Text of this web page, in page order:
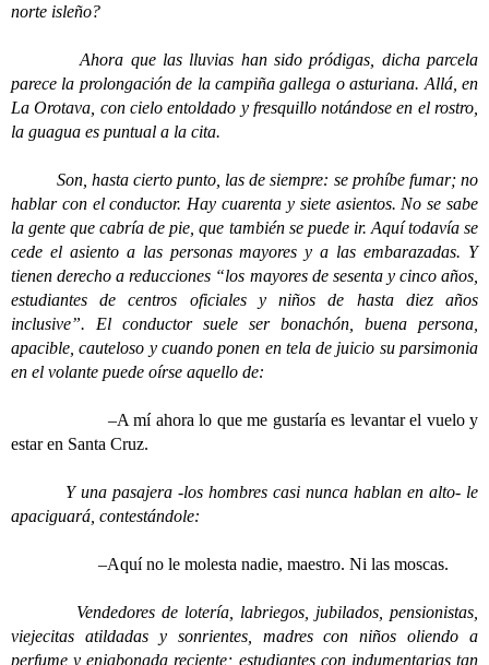
norte isleño?
Ahora que las lluvias han sido pródigas, dicha parcela
parece la prolongación de la campiña gallega o asturiana. Allá, en
La Orotava, con cielo entoldado y fresquillo notándose en el rostro,
la guagua es puntual a la cita.
Son, hasta cierto punto, las de siempre: se prohíbe fumar; no
hablar con el conductor. Hay cuarenta y siete asientos. No se sabe
la gente que cabría de pie, que también se puede ir. Aquí todavía se
cede el asiento a las personas mayores y a las embarazadas. Y
tienen derecho a reducciones “los mayores de sesenta y cinco años,
estudiantes de centros oficiales y niños de hasta diez años
inclusive”. El conductor suele ser bonachón, buena persona,
apacible, cauteloso y cuando ponen en tela de juicio su parsimonia
en el volante puede oírse aquello de:
–A mí ahora lo que me gustaría es levantar el vuelo y
estar en Santa Cruz.
Y una pasajera -los hombres casi nunca hablan en alto- le
apaciguará, contestándole:
–Aquí no le molesta nadie, maestro. Ni las moscas.
Vendedores de lotería, labriegos, jubilados, pensionistas,
viejecitas atildadas y sonrientes, madres con niños oliendo a
perfume y enjabonada reciente; estudiantes con indumentarias tan